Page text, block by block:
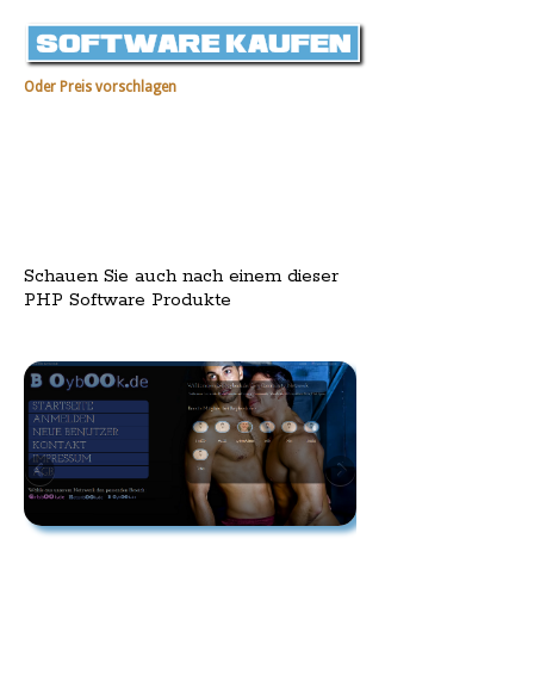
Oder Preis vorschlagen
Schauen Sie auch nach einem dieser
PHP Software Produkte